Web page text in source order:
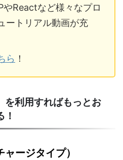
Reactなど様々なプロ
ートリアル動画が充
ら ！
を利用すればもっとお
ージタイプ）